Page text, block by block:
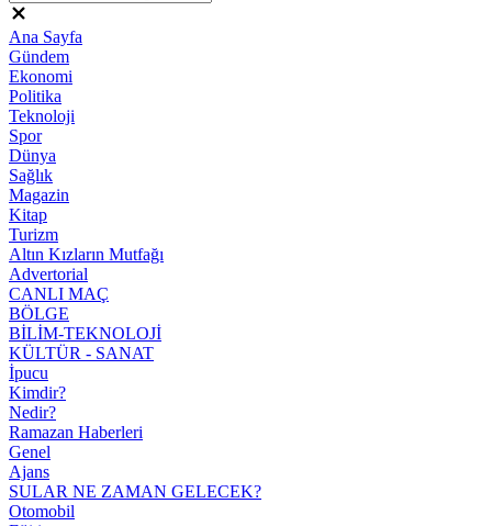
Ana Sayfa
Gündem
Ekonomi
Politika
Teknoloji
Spor
Dünya
Sağlık
Magazin
Kitap
Turizm
Altın Kızların Mutfağı
Advertorial
CANLI MAÇ
BÖLGE
BİLİM-TEKNOLOJİ
KÜLTÜR - SANAT
İpucu
Kimdir?
Nedir?
Ramazan Haberleri
Genel
Ajans
SULAR NE ZAMAN GELECEK?
Otomobil